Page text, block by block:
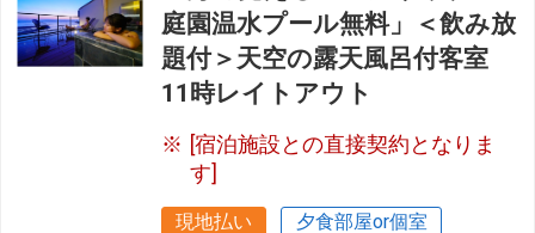
庭園温水プール無料」＜飲み放
題付＞天空の露天風呂付客室
11時レイトアウト
[宿泊施設との直接契約となりま
す]
現地払い 夕食部屋or個室